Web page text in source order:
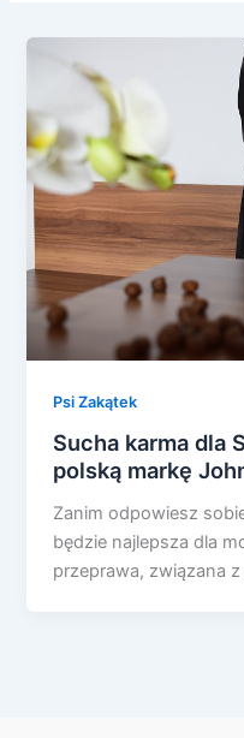
Psi Zakątek
Sucha karma dla
polską markę
Zanim odpowiesz
będzie najlepsza dla
przeprawa, związana